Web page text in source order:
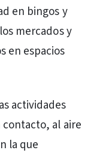
en bingos y
mercados y
en espacios
actividades
al aire
la que